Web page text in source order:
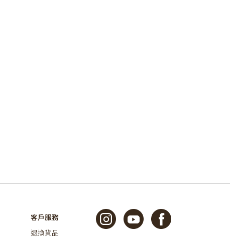
客戶服務
退換貨品